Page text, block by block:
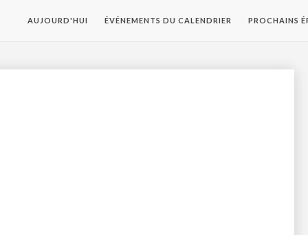
AUJOURD'HUI ÉVÉNEMENTS DU CALENDRIER PROCHAINS